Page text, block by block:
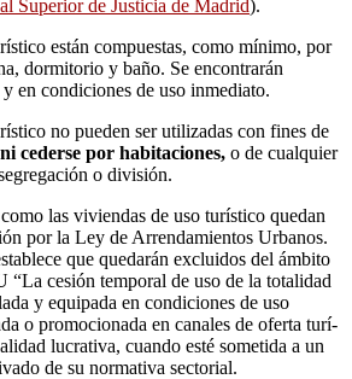
Superior de Justicia de Madrid).
están compuestas, como mí­nimo, por
dormitorio y baño. Se encontrarán
en condiciones de uso inmediato.
no pueden ser utilizadas con fines de
cederse por habitaciones, o de cualquier
o división.
las viviendas de uso turí­stico quedan
por la Ley de Arrendamientos Urbanos.
que quedarán excluidos del ámbito
cesión temporal de uso de la totalidad
y equipada en condiciones de uso
o promocionada en canales de oferta turí­
lucrativa, cuando esté sometida a un
de su normativa sectorial.